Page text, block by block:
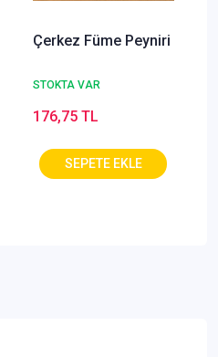
Çerkez Füme Peyniri
STOKTA VAR
176,75 TL